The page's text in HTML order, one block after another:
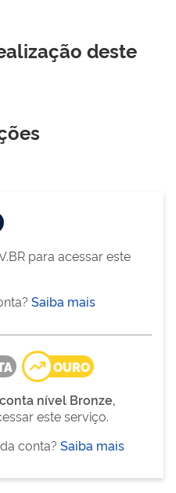
deste
para acessar este
Saiba mais
OURO
conta nível Bronze,
este serviço.
conta? Saiba mais